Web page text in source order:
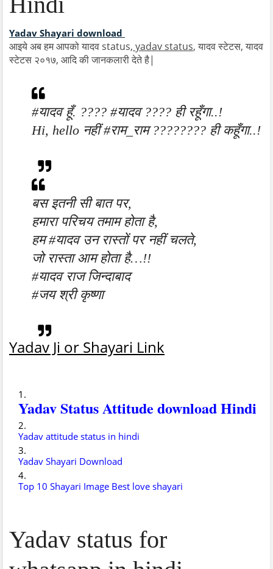
Yadav Shayari download
आइये अब हम आपको यादव status, yadav status, यादव स्टेटस, यादव
स्टेटस २०१७, आदि की जानकलारी देते है|
#यादव हूँ. ???? #यादव ???? ही रहूँगा..!
Hi, hello नहीं #राम_राम ???????? ही कहूँगा..!
बस इतनी सी बात पर,
हमारा परिचय तमाम होता है,
हम #यादव उन रास्तों पर नहीं चलते,
जो रास्ता आम होता है…!!
#यादव राज जिन्दाबाद
#जय श्री कृष्णा
Yadav Ji or Shayari Link
Yadav Status Attitude download Hindi
Yadav attitude status in hindi
Yadav Shayari Download
Top 10 Shayari Image Best love shayari
Yadav status for